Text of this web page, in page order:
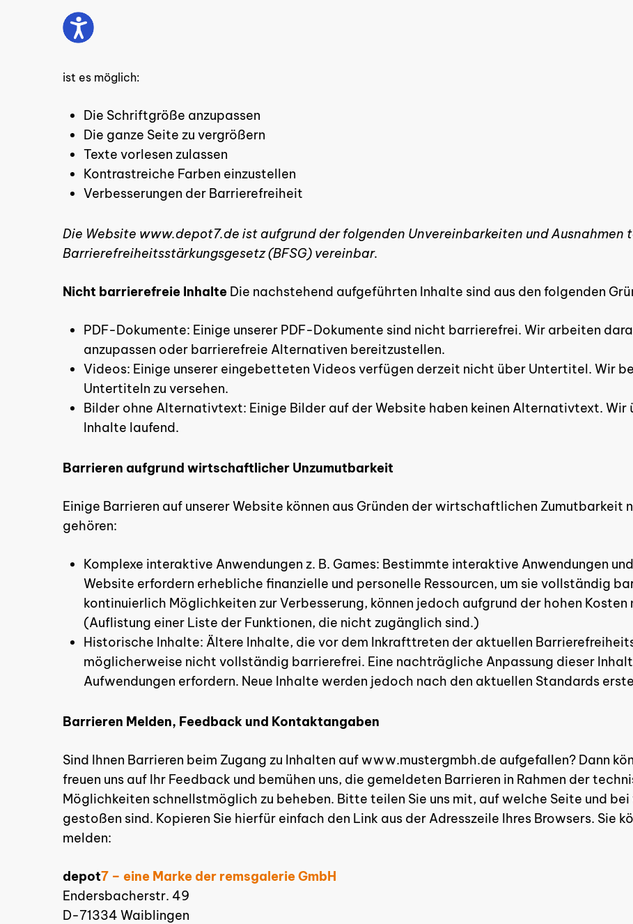
Hit enter to search or ESC to close
Es
ist es möglich:
Die Schriftgröße anzupassen
Die ganze Seite zu vergrößern
Texte vorlesen zulassen
Kontrastreiche Farben einzustellen
Verbesserungen der Barrierefreiheit
Die Website www.depot7.de ist aufgrund der folgenden Unvereinbarkeiten und Ausnahmen
Barrierefreiheitsstärkungsgesetz (BFSG) vereinbar.
Nicht barrierefreie Inhalte Die nachstehend aufgeführten Inhalte sind aus den folgenden
PDF-Dokumente: Einige unserer PDF-Dokumente sind nicht barrierefrei. Wir arbeiten
anzupassen oder barrierefreie Alternativen bereitzustellen.
Videos: Einige unserer eingebetteten Videos verfügen derzeit nicht über Untertitel. Wir
Untertiteln zu versehen.
Bilder ohne Alternativtext: Einige Bilder auf der Website haben keinen Alternativtext. Wir
Inhalte laufend.
Barrieren aufgrund wirtschaftlicher Unzumutbarkeit
Einige Barrieren auf unserer Website können aus Gründen der wirtschaftlichen Zumutbarkeit
gehören:
Komplexe interaktive Anwendungen z. B. Games: Bestimmte interaktive Anwendungen
Website erfordern erhebliche finanzielle und personelle Ressourcen, um sie vollständig
kontinuierlich Möglichkeiten zur Verbesserung, können jedoch aufgrund der hohen
(Auflistung einer Liste der Funktionen, die nicht zugänglich sind.)
Historische Inhalte: Ältere Inhalte, die vor dem Inkrafttreten der aktuellen
möglicherweise nicht vollständig barrierefrei. Eine nachträgliche Anpassung dieser
Aufwendungen erfordern. Neue Inhalte werden jedoch nach den aktuellen Standards
Barrieren Melden, Feedback und Kontaktangaben
Sind Ihnen Barrieren beim Zugang zu Inhalten auf www.mustergmbh.de aufgefallen? Dann
freuen uns auf Ihr Feedback und bemühen uns, die gemeldeten Barrieren in Rahmen der
Möglichkeiten schnellstmöglich zu beheben. Bitte teilen Sie uns mit, auf welche Seite und
gestoßen sind. Kopieren Sie hierfür einfach den Link aus der Adresszeile Ihres Browsers. Sie
melden:
depot7 – eine Marke der remsgalerie GmbH
Endersbacherstr. 49
D-71334 Waiblingen